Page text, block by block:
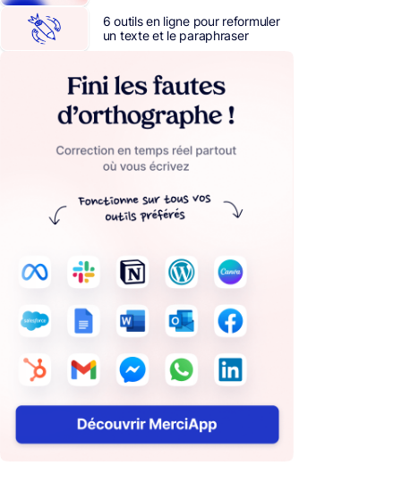
6 outils en ligne pour reformuler
un texte et le paraphraser